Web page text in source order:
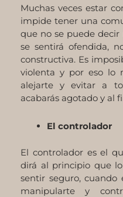
Muchas veces estar
impide tener una
que no se puede
se sentirá ofendida,
constructiva. Es
violenta y por eso lo
alejarte y evitar a
acabarás agotado y al
El controlador
El controlador es el
dirá al principio que
sentir seguro,
manipularte y